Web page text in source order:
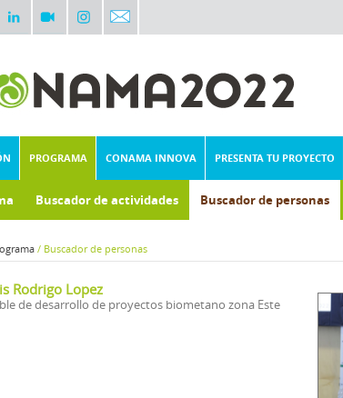
PROGRAMA CONAMA INNOVA PRESENTA TU PROYECTO
Buscador de actividades Buscador de personas
/ Buscador de personas
Rodrigo Lopez
de desarrollo de proyectos biometano zona Este